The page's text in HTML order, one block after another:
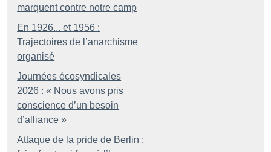
marquent contre notre camp
En 1926... et 1956 :
Trajectoires de l’anarchisme
organisé
Journées écosyndicales
2026 : « Nous avons pris
conscience d’un besoin
d’alliance »
Attaque de la pride de Berlin :